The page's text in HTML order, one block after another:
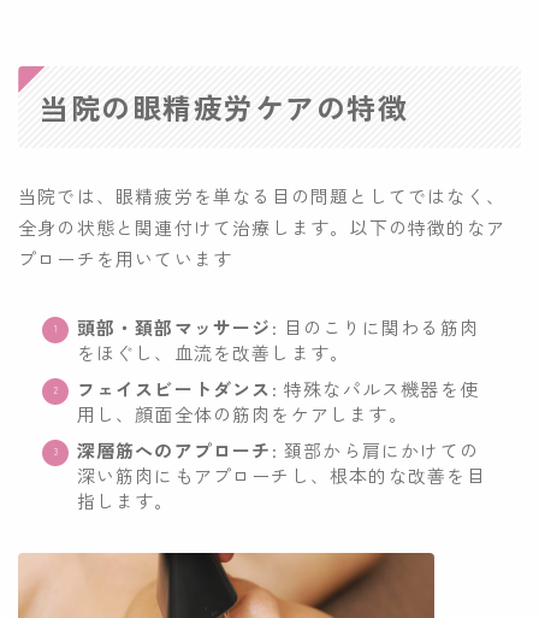
当院の眼精疲労ケアの特徴
当院では、眼精疲労を単なる目の問題としてではなく、
全身の状態と関連付けて治療します。以下の特徴的なア
プローチを用いています
頭部・頚部マッサージ: 目のこりに関わる筋肉
をほぐし、血流を改善します。
フェイスビートダンス: 特殊なパルス機器を使
用し、顔面全体の筋肉をケアします。
深層筋へのアプローチ: 頚部から肩にかけての
深い筋肉にもアプローチし、根本的な改善を目
指します。